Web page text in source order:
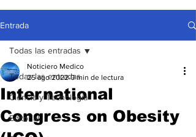
Entrada
Todas las entradas
Ciencia y Tecnología
Editorial
Todas las entradas
International
Congress on Obesity
Noticiero Medico
25 ago 2022 0 min de lectura